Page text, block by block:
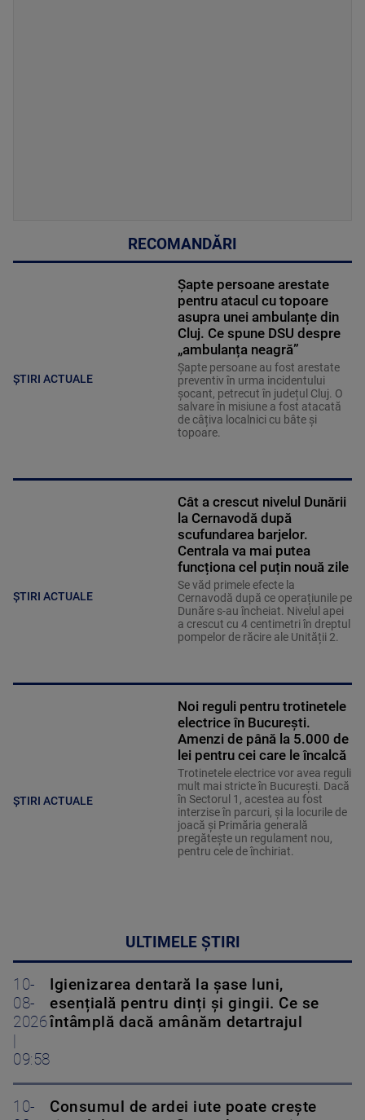
RECOMANDĂRI
ȘTIRI ACTUALE
Șapte persoane arestate
pentru atacul cu topoare
asupra unei ambulanțe din
Cluj. Ce spune DSU despre
„ambulanța neagră”
Șapte persoane au fost arestate
preventiv în urma incidentului
șocant, petrecut în județul Cluj. O
salvare în misiune a fost atacată
de câțiva localnici cu bâte și
topoare.
ȘTIRI ACTUALE
Cât a crescut nivelul Dunării
la Cernavodă după
scufundarea barjelor.
Centrala va mai putea
funcționa cel puțin nouă zile
Se văd primele efecte la
Cernavodă după ce operațiunile pe
Dunăre s-au încheiat. Nivelul apei
a crescut cu 4 centimetri în dreptul
pompelor de răcire ale Unității 2.
ȘTIRI ACTUALE
Noi reguli pentru trotinetele
electrice în București.
Amenzi de până la 5.000 de
lei pentru cei care le încalcă
Trotinetele electrice vor avea reguli
mult mai stricte în București. Dacă
în Sectorul 1, acestea au fost
interzise în parcuri, și la locurile de
joacă și Primăria generală
pregătește un regulament nou,
pentru cele de închiriat.
ULTIMELE ȘTIRI
10-
08-
2026
09:58
Igienizarea dentară la șase luni,
esențială pentru dinți și gingii. Ce se
întâmplă dacă amânăm detartrajul
10-
Consumul de ardei iute poate crește